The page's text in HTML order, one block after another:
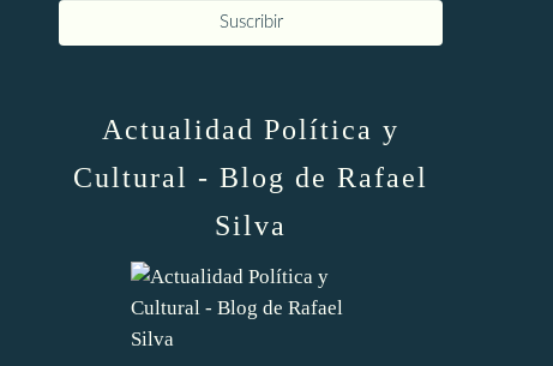
Actualidad Política y
Cultural - Blog de Rafael
Silva